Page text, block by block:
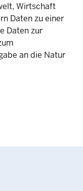
Wirtschaft
Daten zu einer
Daten zur
an die Natur